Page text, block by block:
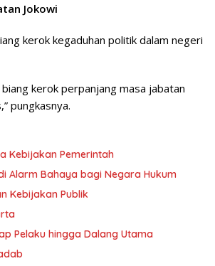
Jokowi
kerok kegaduhan politik dalam negeri
kerok perpanjang masa jabatan
pungkasnya.
Kebijakan Pemerintah
Alarm Bahaya bagi Negara Hukum
Kebijakan Publik
Pelaku hingga Dalang Utama